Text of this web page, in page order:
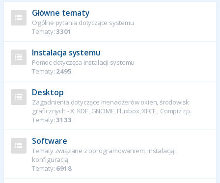
Główne tematy
Ogólne pytania dotyczące systemu
Tematy:3301
Instalacja systemu
Pomoc dotycząca instalacji systemu
Tematy: 2495
Desktop
Zagadnienia dotyczące menadżerów okien, środowisk
graficznych - X, KDE, GNOME, Fluxbox, XFCE., Compiz itp.
Tematy:3133
Software
Tematy związane z oprogramowaniem, instalacją,
konfiguracją
Tematy: 6918